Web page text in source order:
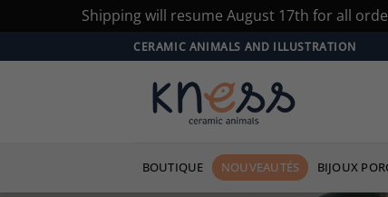
Shipping will resume August 17th for all
au
CERAMIC ANIMALS AND ILLUSTRATION
BOUTIQUE NOUVEAUTÉS BIJOUX